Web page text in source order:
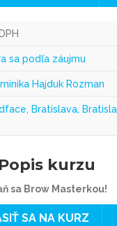
sa podľa záujmu
Hajduk Rozman
Bratislava,
Popis kurzu
sa Brow Masterkou!
SA NA KURZ